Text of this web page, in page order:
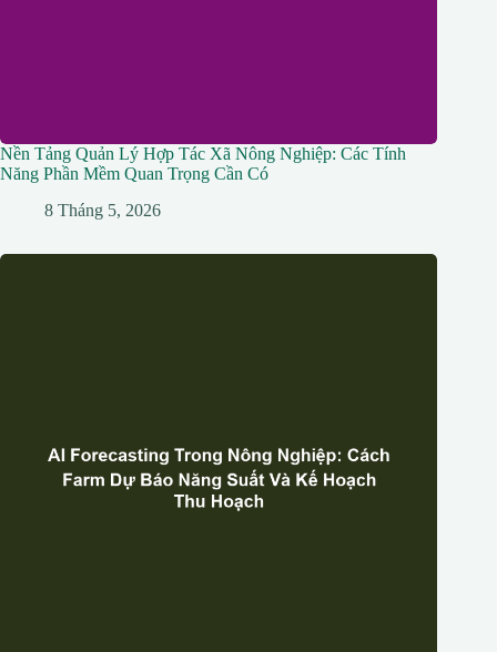
Nền Tảng Quản Lý Hợp Tác Xã Nông Nghiệp: Các Tính
Năng Phần Mềm Quan Trọng Cần Có
8 Tháng 5, 2026